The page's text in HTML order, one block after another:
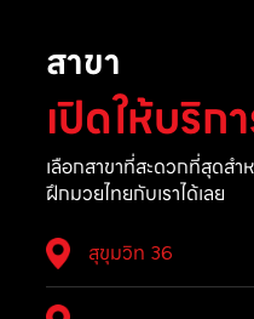
สาขา
เปิดให้บริก
เลือกสาขาที่สะดวกที่สุดสำ
ฝึกมวยไทยกับเราได้เลย
สุขุมวิท 36